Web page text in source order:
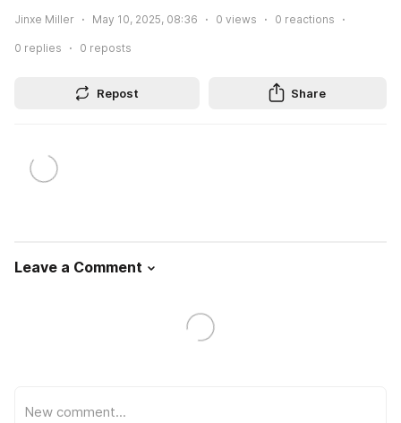
Jinxe Miller May 10, 2025, 08:36 0 views 0 reactions
0 replies 0 reposts
Repost Share
Leave a Comment